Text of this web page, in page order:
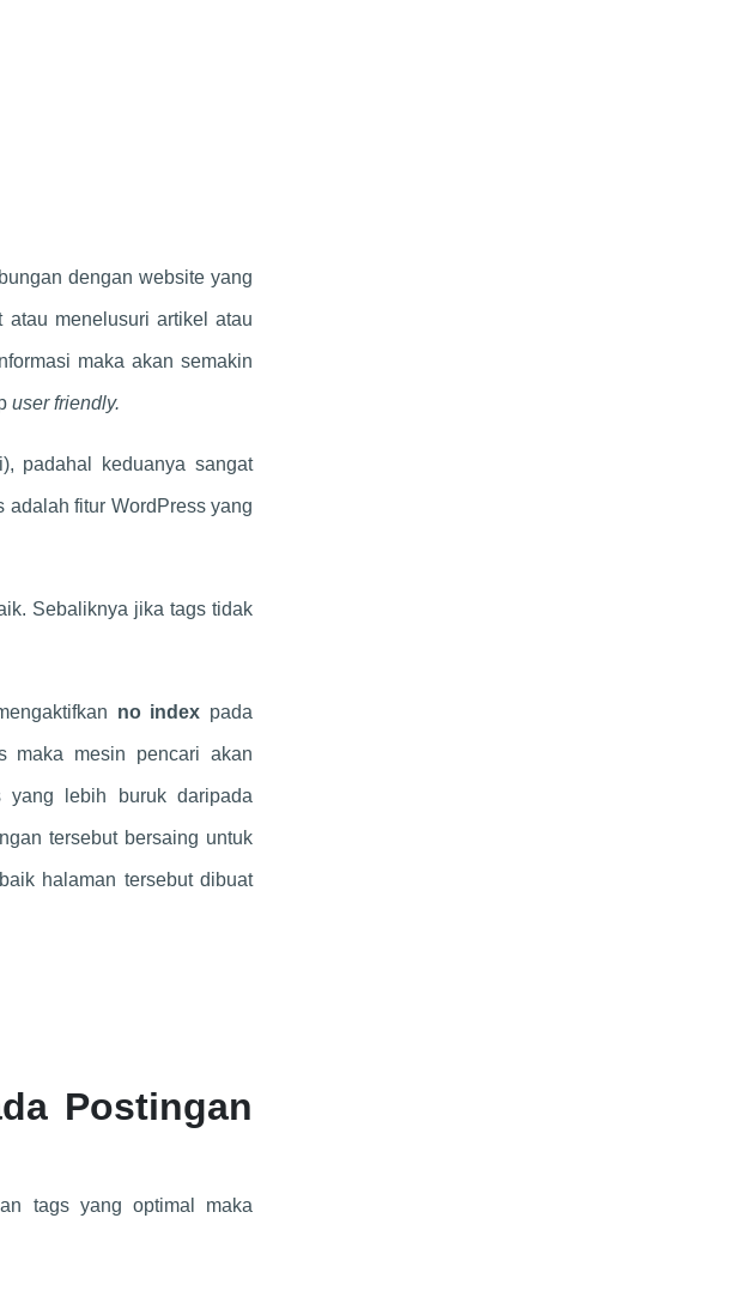
dengan website yang
menelusuri artikel atau
maka akan semakin
user friendly.
padahal keduanya sangat
adalah fitur WordPress yang
Sebaliknya jika tags tidak
no index pada
maka mesin pencari akan
yang lebih buruk daripada
tersebut bersaing untuk
halaman tersebut dibuat
Postingan
tags yang optimal maka